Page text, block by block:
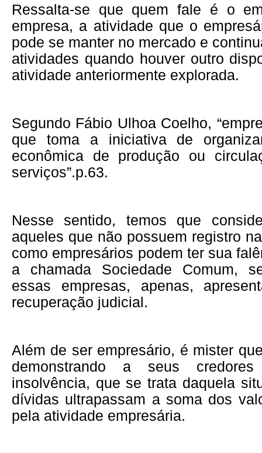
Ressalta-se que quem fale é o
empresa, a atividade que o
pode se manter no mercado e
atividades quando houver outro
atividade anteriormente explorada.
Segundo Fábio Ulhoa Coelho,
que toma a iniciativa de
econômica de produção ou
serviços”.p.63.
Nesse sentido, temos que
aqueles que não possuem registro
como empresários podem ter sua
a chamada Sociedade Comum,
essas empresas, apenas,
recuperação judicial.
Além de ser empresário, é mister
demonstrando a seus
insolvência, que se trata daquela
dívidas ultrapassam a soma dos
pela atividade empresária.